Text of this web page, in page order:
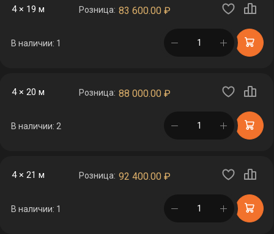
4 × 19 м Розница: 83 600.00 ₽
В наличии: 1 в корзине
4 × 20 м Розница: 88 000.00 ₽
В наличии: 2 в корзине
4 × 21 м Розница: 92 400.00 ₽
В наличии: 1 в корзине